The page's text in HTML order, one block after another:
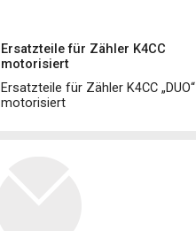
Ersatzteile für Zähler K4CC
motorisiert
Ersatzteile für Zähler K4CC „DUO“
motorisiert